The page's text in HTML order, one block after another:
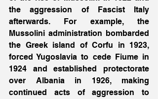
the aggression of Fascist Italy
afterwards. For example, the
Mussolini administration bombarded
the Greek island of Corfu in 1923,
forced Yugoslavia to cede Fiume in
1924 and established protectorate
over Albania in 1926, making
continued acts of aggression to